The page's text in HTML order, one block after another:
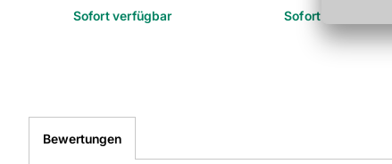
Sofort verfügbar Sofort verfügbar
Bewertungen